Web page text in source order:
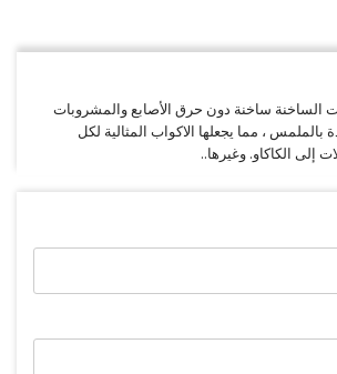
الساخنة ساخنة دون حرق الأصابع والمشروبات
بالملمس ، مما يجعلها الاكواب المثالية لكل
إلى الكاكاو. وغيرها..